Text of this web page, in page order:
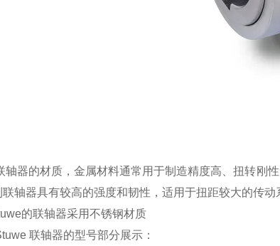
轴器的材质，金属材料通常用于制造精度高、扭转刚
联轴器具有较高的强度和韧性，适用于扭距较大的传
的联轴器采用不锈钢材质
联轴器的型号部分展示：